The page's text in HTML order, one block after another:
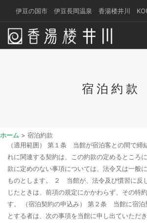
伊豆の国市 伊豆長岡温泉 香湯楼井川
yoyaku@kouyurou-ikawa.jp
交 通
ブログ
宿泊予約
宿泊約款
ホーム > 宿泊約款
（適用範囲）
第１条 当館が宿泊客との間で締
れに関連する契約は、この約款の定めるところ
款に定めのない事項については、法令又は一般
ものとします。 ２ 当館が、法令及び慣習に反
じたときは、前項の規定にかかわらず、その特
す。
（宿泊契約の申込み） 第２条 当館に宿泊
とする者は、次の事項を当館に申し出ていただ